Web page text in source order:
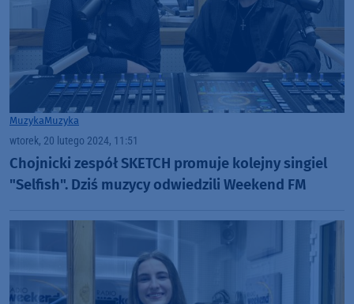
MuzykaMuzyka
wtorek, 20 lutego 2024, 11:51
Chojnicki zespół SKETCH promuje kolejny singiel
"Selfish". Dziś muzycy odwiedzili Weekend FM